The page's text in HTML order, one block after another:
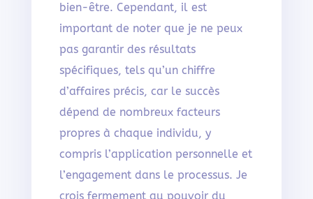
bien-être. Cependant, il est
important de noter que je ne peux
pas garantir des résultats
spécifiques, tels qu’un chiffre
d’affaires précis, car le succès
dépend de nombreux facteurs
propres à chaque individu, y
compris l’application personnelle et
l’engagement dans le processus. Je
crois fermement au pouvoir du